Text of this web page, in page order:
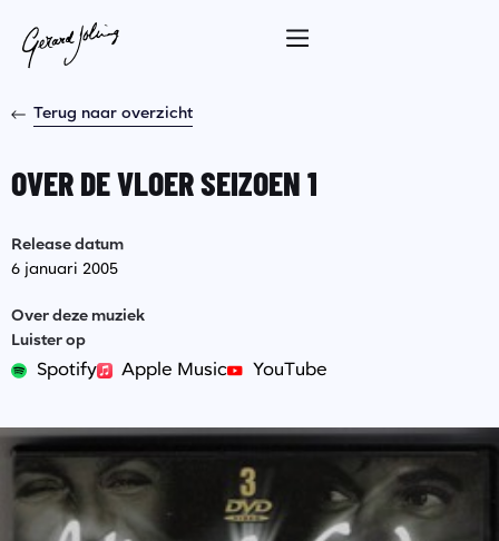
Terug naar overzicht
OVER DE VLOER SEIZOEN 1
Release datum
6 januari 2005
Over deze muziek
Luister op
Spotify Apple Music YouTube